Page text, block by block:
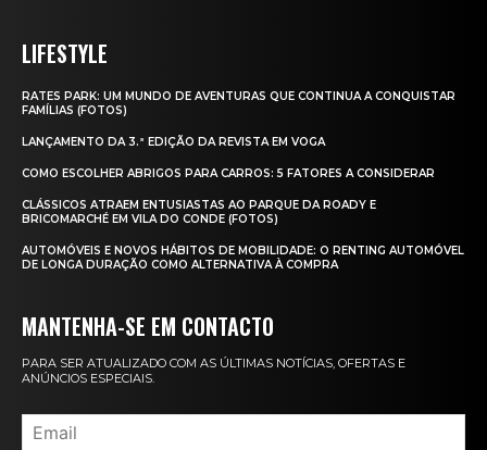
LIFESTYLE
RATES PARK: UM MUNDO DE AVENTURAS QUE CONTINUA A CONQUISTAR
FAMÍLIAS (FOTOS)
LANÇAMENTO DA 3.ª EDIÇÃO DA REVISTA EM VOGA
COMO ESCOLHER ABRIGOS PARA CARROS: 5 FATORES A CONSIDERAR
CLÁSSICOS ATRAEM ENTUSIASTAS AO PARQUE DA ROADY E
BRICOMARCHÉ EM VILA DO CONDE (FOTOS)
AUTOMÓVEIS E NOVOS HÁBITOS DE MOBILIDADE: O RENTING AUTOMÓVEL
DE LONGA DURAÇÃO COMO ALTERNATIVA À COMPRA
MANTENHA-SE EM CONTACTO
PARA SER ATUALIZADO COM AS ÚLTIMAS NOTÍCIAS, OFERTAS E
ANÚNCIOS ESPECIAIS.